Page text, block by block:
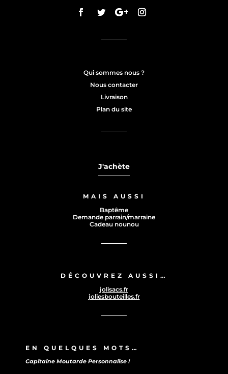
Qui sommes nous ?
Nous contacter
Livraison
Plan du site
J'achète
MAIS AUSSI
Baptême
Demande parrain/marraine
Cadeau nounou
DÉCOUVREZ AUSSI…
jolisacs.fr
joliesbouteilles.fr
EN QUELQUES MOTS…
Capitaine Moutarde Personnalise !